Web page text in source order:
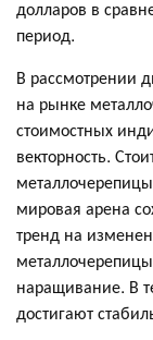
долларов в
период.
В рассмотрении
на рынке
стоимостных
векторность.
мировая арена
тренд на
наращивание. В
достигают